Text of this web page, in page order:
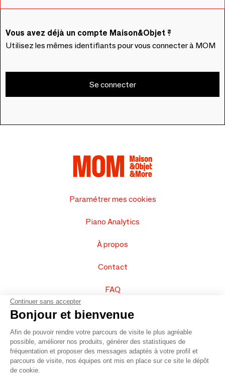
Vous avez déjà un compte Maison&Objet ?
Utilisez les mêmes identifiants pour vous connecter à MOM
Se connecter
Paramétrer mes cookies
Piano Analytics
À propos
Contact
FAQ
Vendez vos produits
Plan du site
Continuer sans accepter
Bonjour et bienvenue
Afin de pouvoir rendre votre parcours de visite le plus agréable
possible, améliorer nos produits, générer des statistiques de
fréquentation et proposer des messages adaptés à votre profil et
parcours de visite, nos équipes ont mis en place sur ce site le dépôt
de cookie.